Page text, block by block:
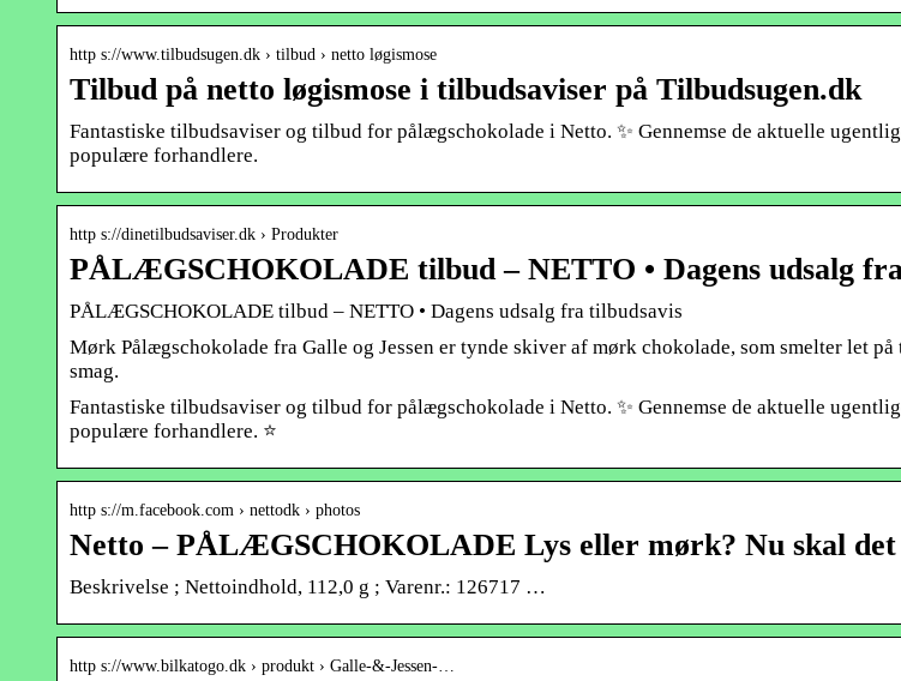
http s://www.tilbudsugen.dk › tilbud › netto løgismose
Tilbud på netto løgismose i tilbudsaviser på Tilbudsugen.dk
Fantastiske tilbudsaviser og tilbud for pålægschokolade i Netto. ✨ Gennemse de aktuelle
populære forhandlere.
http s://dinetilbudsaviser.dk › Produkter
PÅLÆGSCHOKOLADE tilbud – NETTO • Dagens udsalg
PÅLÆGSCHOKOLADE tilbud – NETTO • Dagens udsalg fra tilbudsavis
Mørk Pålægschokolade fra Galle og Jessen er tynde skiver af mørk chokolade, som smelter let
smag.
Fantastiske tilbudsaviser og tilbud for pålægschokolade i Netto. ✨ Gennemse de aktuelle
populære forhandlere. ⭐
http s://m.facebook.com › nettodk › photos
Netto – PÅLÆGSCHOKOLADE Lys eller mørk? Nu skal
Beskrivelse ; Nettoindhold, 112,0 g ; Varenr.: 126717 …
http s://www.bilkatogo.dk › produkt › Galle-&-Jessen-…